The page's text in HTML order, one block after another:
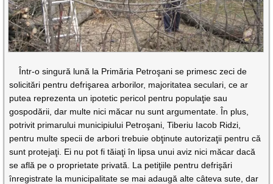
Într-o singură lună la Primăria Petroşani se primesc zeci de
solicitări pentru defrişarea arborilor, majoritatea seculari, ce ar
putea reprezenta un ipotetic pericol pentru populaţie sau
gospodării, dar multe nici măcar nu sunt argumentate. În plus,
potrivit primarului municipiului Petroşani, Tiberiu Iacob Ridzi,
pentru multe specii de arbori trebuie obţinute autorizaţii pentru că
sunt protejaţi. Ei nu pot fi tăiaţi în lipsa unui aviz nici măcar dacă
se află pe o proprietate privată. La petiţiile pentru defrişări
înregistrate la municipalitate se mai adaugă alte câteva sute, dar